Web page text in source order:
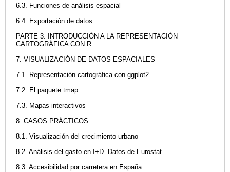
6.3. Funciones de análisis espacial
6.4. Exportación de datos
PARTE 3. INTRODUCCIÓN A LA REPRESENTACIÓN
CARTOGRÁFICA CON R
7. VISUALIZACIÓN DE DATOS ESPACIALES
7.1. Representación cartográfica con ggplot2
7.2. El paquete tmap
7.3. Mapas interactivos
8. CASOS PRÁCTICOS
8.1. Visualización del crecimiento urbano
8.2. Análisis del gasto en I+D. Datos de Eurostat
8.3. Accesibilidad por carretera en España